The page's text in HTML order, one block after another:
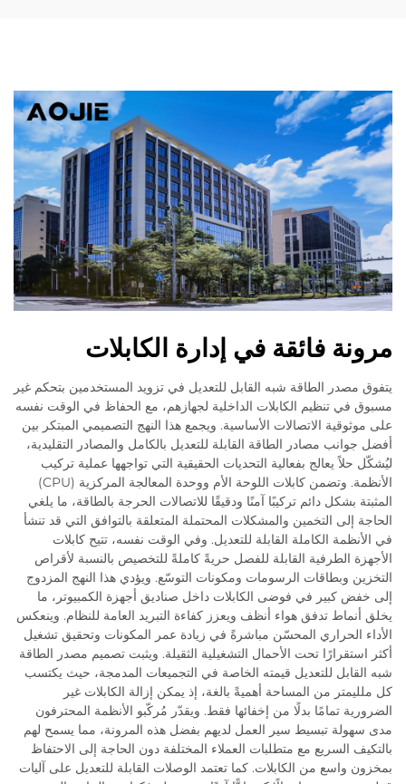
مرونة فائقة في إدارة الكابلات
يتفوق مصدر الطاقة شبه القابل للتعديل في تزويد المستخدمين بتحكم غير
مسبوق في تنظيم الكابلات الداخلية لجهازهم، مع الحفاظ في الوقت نفسه
على موثوقية الاتصالات الأساسية. ويجمع هذا النهج التصميمي المبتكر بين
أفضل جوانب مصادر الطاقة القابلة للتعديل بالكامل والمصادر التقليدية،
ليُشكّل حلاً يعالج بفعالية التحديات الحقيقية التي تواجهها عملية تركيب
الأنظمة. وتضمن كابلات اللوحة الأم ووحدة المعالجة المركزية (CPU)
المثبتة بشكل دائم تركيبًا آمنًا ودقيقًا للاتصالات الحرجة بالطاقة، ما يلغي
الحاجة إلى التخمين والمشكلات المحتملة المتعلقة بالتوافق التي قد تنشأ
في الأنظمة الكاملة القابلة للتعديل. وفي الوقت نفسه، تتيح كابلات
الأجهزة الطرفية القابلة للفصل حريةً كاملةً للتخصيص بالنسبة لأقراص
التخزين وبطاقات الرسومات ومكونات التوسّع. ويؤدي هذا النهج المزدوج
إلى خفض كبير في فوضى الكابلات داخل صناديق أجهزة الكمبيوتر، ما
يخلق أنماط تدفق هواء أنظف ويعزز كفاءة التبريد العامة للنظام. وينعكس
الأداء الحراري المحسّن مباشرةً في زيادة عمر المكونات وتحقيق تشغيل
أكثر استقرارًا تحت الأحمال التشغيلية الثقيلة. ويثبت تصميم مصدر الطاقة
شبه القابل للتعديل قيمته الخاصة في التجميعات المدمجة، حيث يكتسب
كل ملليمتر من المساحة أهميةً بالغة، إذ يمكن إزالة الكابلات غير
الضرورية تمامًا بدلًا من إخفائها فقط. ويقدّر مُركّبو الأنظمة المحترفون
مدى سهولة تبسيط سير العمل لديهم بفضل هذه المرونة، مما يسمح لهم
بالتكيف السريع مع متطلبات العملاء المختلفة دون الحاجة إلى الاحتفاظ
بمخزون واسع من الكابلات. كما تعتمد الوصلات القابلة للتعديل على آليات